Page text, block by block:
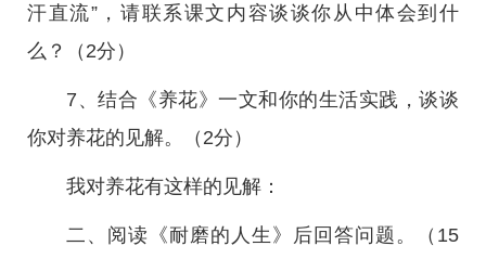
汗直流”，请联系课文内容谈谈你从中体会到什
么？（2分）
7、结合《养花》一文和你的生活实践，谈谈
你对养花的见解。（2分）
我对养花有这样的见解：
二、阅读《耐磨的人生》后回答问题。（15